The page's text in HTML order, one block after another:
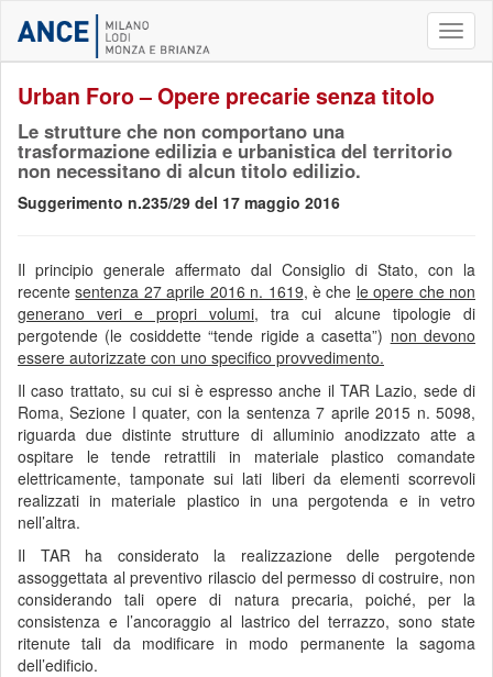
Urban Foro – Opere precarie senza titolo
Le strutture che non comportano una
trasformazione edilizia e urbanistica del territorio
non necessitano di alcun titolo edilizio.
Suggerimento n.235/29 del 17 maggio 2016
Il principio generale affermato dal Consiglio di Stato, con la
recentesentenza 27 aprile 2016 n. 1619, è che le opere che non
generano veri e propri volumi, tra cui alcune tipologie di
pergotende (le cosiddette “tende rigide a casetta”) non devono
essere autorizzate con uno specifico provvedimento.
Il caso trattato, su cui si è espresso anche il TAR Lazio, sede di
Roma, Sezione I quater, con la sentenza 7 aprile 2015 n. 5098,
riguarda due distinte strutture di alluminio anodizzato atte a
ospitare le tende retrattili in materiale plastico comandate
elettricamente, tamponate sui lati liberi da elementi scorrevoli
realizzati in materiale plastico in una pergotenda e in vetro
nell’altra.
Il TAR ha considerato la realizzazione delle pergotende
assoggettata al preventivo rilascio del permesso di costruire, non
considerando tali opere di natura precaria, poiché, per la
consistenza e l’ancoraggio al lastrico del terrazzo, sono state
ritenute tali da modificare in modo permanente la sagoma
dell’edificio.